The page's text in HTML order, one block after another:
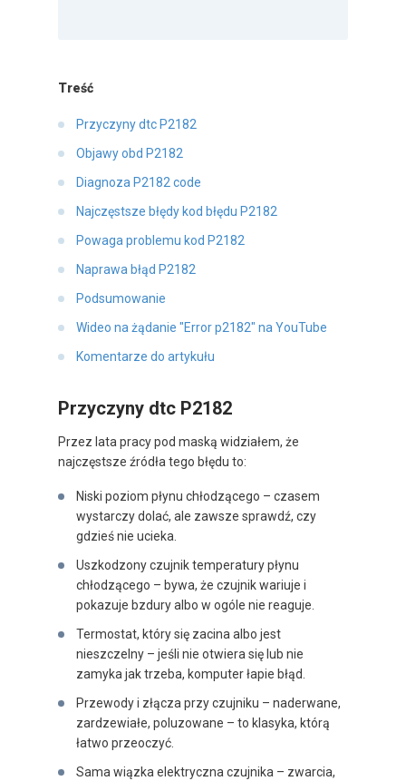
Treść
Przyczyny dtc P2182
Objawy obd P2182
Diagnoza P2182 code
Najczęstsze błędy kod błędu P2182
Powaga problemu kod P2182
Naprawa błąd P2182
Podsumowanie
Wideo na żądanie "Error p2182" na YouTube
Komentarze do artykułu
Przyczyny dtc P2182
Przez lata pracy pod maską widziałem, że
najczęstsze źródła tego błędu to:
Niski poziom płynu chłodzącego – czasem
wystarczy dolać, ale zawsze sprawdź, czy
gdzieś nie ucieka.
Uszkodzony czujnik temperatury płynu
chłodzącego – bywa, że czujnik wariuje i
pokazuje bzdury albo w ogóle nie reaguje.
Termostat, który się zacina albo jest
nieszczelny – jeśli nie otwiera się lub nie
zamyka jak trzeba, komputer łapie błąd.
Przewody i złącza przy czujniku – naderwane,
zardzewiałe, poluzowane – to klasyka, którą
łatwo przeoczyć.
Sama wiązka elektryczna czujnika – zwarcia,